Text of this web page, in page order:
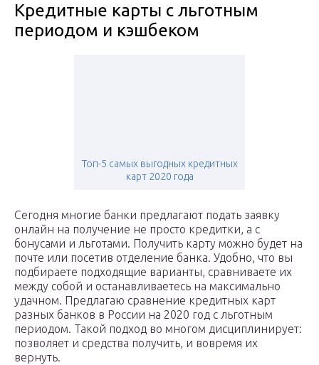
Кредитные карты с льготным
периодом и кэшбеком
Топ-5 самых выгодных кредитных
карт 2020 года
Сегодня многие банки предлагают подать заявку
онлайн на получение не просто кредитки, а с
бонусами и льготами. Получить карту можно будет на
почте или посетив отделение банка. Удобно, что вы
подбираете подходящие варианты, сравниваете их
между собой и останавливаетесь на максимально
удачном. Предлагаю сравнение кредитных карт
разных банков в России на 2020 год с льготным
периодом. Такой подход во многом дисциплинирует:
позволяет и средства получить, и вовремя их
вернуть.